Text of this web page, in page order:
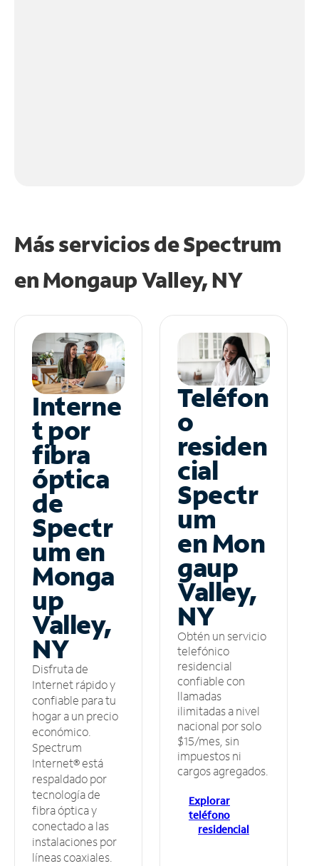
Más servicios de Spectrum
enMongaup Valley, NY
Interne
t por
fibra
óptica
de
Spectr
um en
Monga
up
Valley,
NY
Disfruta de
Internet rápido y
confiable para tu
hogar a un precio
económico.
Spectrum
Internet® está
respaldado por
tecnología de
fibra óptica y
conectado a las
instalaciones por
líneas coaxiales.
Teléfon
o
residen
cial
Spectr
um
en Mon
gaup
Valley,
NY
Obtén un servicio
telefónico
residencial
confiable con
llamadas
ilimitadas a nivel
nacional por solo
$15/mes, sin
impuestos ni
cargos agregados.
Explorar
teléfono
residencial